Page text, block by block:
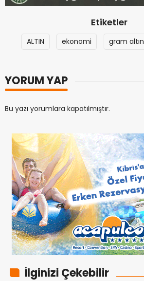
Etiketler
ALTIN ekonomi gram altın
YORUM YAP
Bu yazı yorumlara kapatılmıştır.
İlginizi Çekebilir